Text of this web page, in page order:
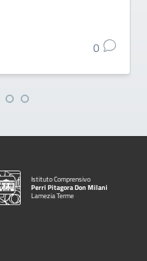
0
Istituto Comprensivo
Perri Pitagora Don Milani
Lamezia Terme